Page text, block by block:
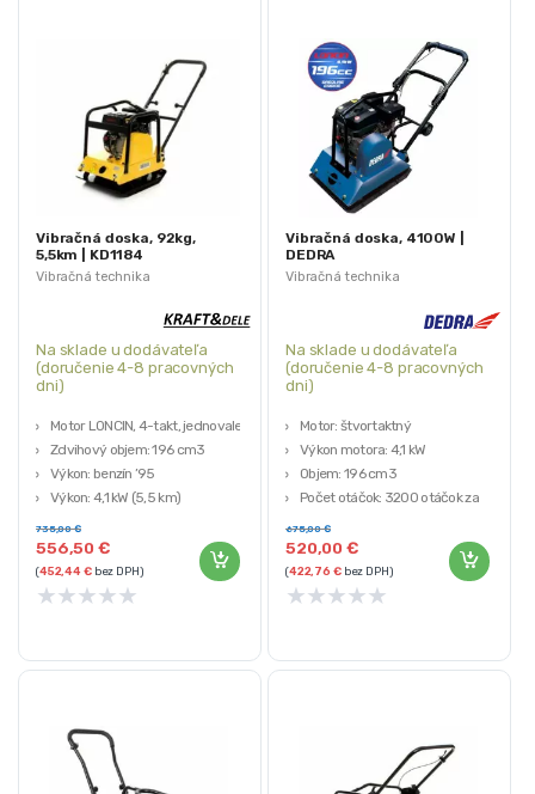
Vibračná technika
Vibračná doska, 92kg,
5,5km | KD1184
Na sklade u dodávateľa
(doručenie 4-8 pracovných
dni)
Motor LONCIN, 4-takt, jednovalec
Zdvihový objem: 196 cm3
Výkon: benzín ’95
Výkon: 4,1 kW (5,5 km)
Frekvencia: 90Hz
556,50€
735,00€
(452,44€bez DPH)
★★★★★
Vibračná technika
Vibračná doska, 4100W |
DEDRA
Na sklade u dodávateľa
(doručenie 4-8 pracovných
dni)
Motor: štvortaktný
Výkon motora: 4,1 kW
Objem: 196 cm3
Počet otáčok: 3200 otáčok za
minútu
Odstredivá sila: 15,5 kN
520,00€
675,00€
(422,76 €bez DPH)
★★★★★